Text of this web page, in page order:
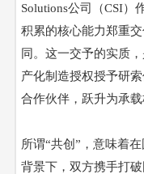
Solutions公司（CSI）
积累的核心能力郑重
同。这一交予的实质
产化制造授权授予研
合作伙伴，跃升为承
所谓“共创”，意味着
背景下，双方携手打